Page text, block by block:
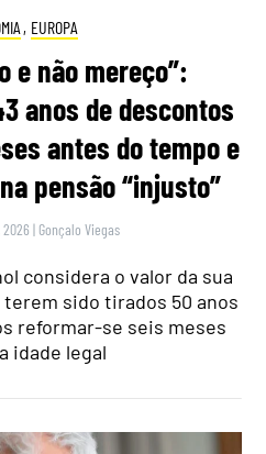
, EUROPA
e não mereço”:
anos de descontos
antes do tempo e
pensão “injusto”
2026 | Gonçalo Viegas
considera o valor da sua
sido tirados 50 anos
reformar-se seis meses
idade legal